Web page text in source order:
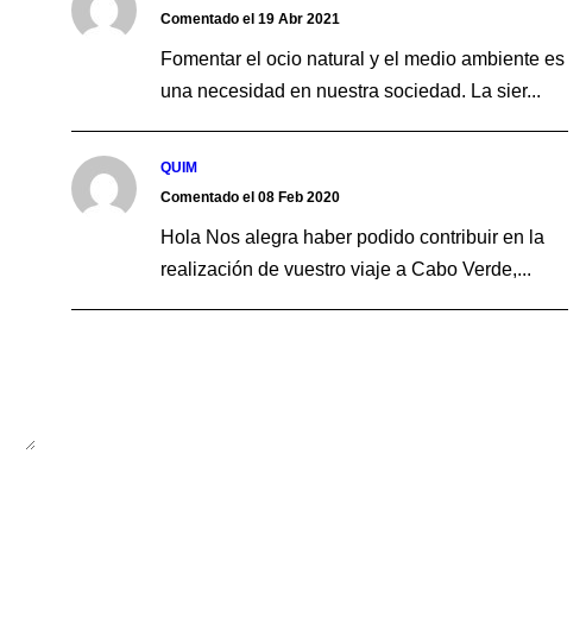
Comentado el 19 Abr 2021
Fomentar el ocio natural y el medio ambiente es
una necesidad en nuestra sociedad. La sier...
QUIM
Comentado el 08 Feb 2020
Hola Nos alegra haber podido contribuir en la
realización de vuestro viaje a Cabo Verde,...